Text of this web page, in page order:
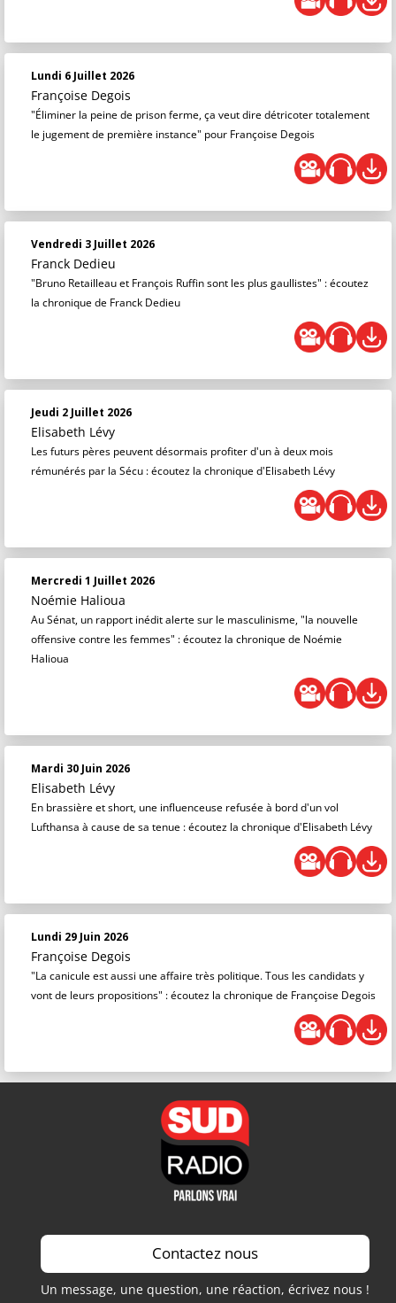
Lundi 6 Juillet 2026
Françoise Degois
"Éliminer la peine de prison ferme, ça veut dire détricoter totalement
le jugement de première instance" pour Françoise Degois
Vendredi 3 Juillet 2026
Franck Dedieu
"Bruno Retailleau et François Ruffin sont les plus gaullistes" : écoutez
la chronique de Franck Dedieu
Jeudi 2 Juillet 2026
Elisabeth Lévy
Les futurs pères peuvent désormais profiter d'un à deux mois
rémunérés par la Sécu : écoutez la chronique d'Elisabeth Lévy
Mercredi 1 Juillet 2026
Noémie Halioua
Au Sénat, un rapport inédit alerte sur le masculinisme, "la nouvelle
offensive contre les femmes" : écoutez la chronique de Noémie
Halioua
Mardi 30 Juin 2026
Elisabeth Lévy
En brassière et short, une influenceuse refusée à bord d'un vol
Lufthansa à cause de sa tenue : écoutez la chronique d'Elisabeth Lévy
Lundi 29 Juin 2026
Françoise Degois
"La canicule est aussi une affaire très politique. Tous les candidats y
vont de leurs propositions" : écoutez la chronique de Françoise Degois
Contactez nous
Un message, une question, une réaction, écrivez nous !